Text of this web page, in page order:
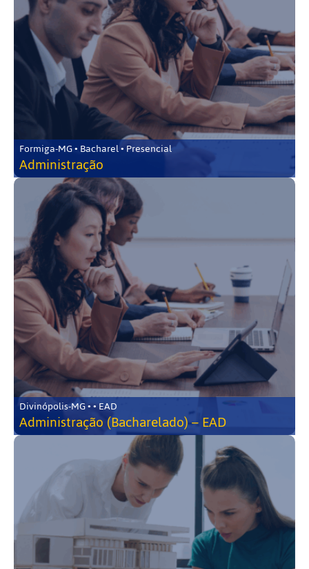
Formiga-MG • Bacharel • Presencial
Administração
Divinópolis-MG • • EAD
Administração (Bacharelado) – EAD